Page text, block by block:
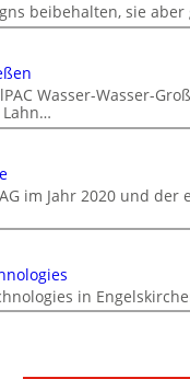
beibehalten, sie
Wasser-Wasser-
Lahn…
im Jahr 2020 und
in